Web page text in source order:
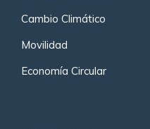
Cambio Climático
Movilidad
Economía Circular